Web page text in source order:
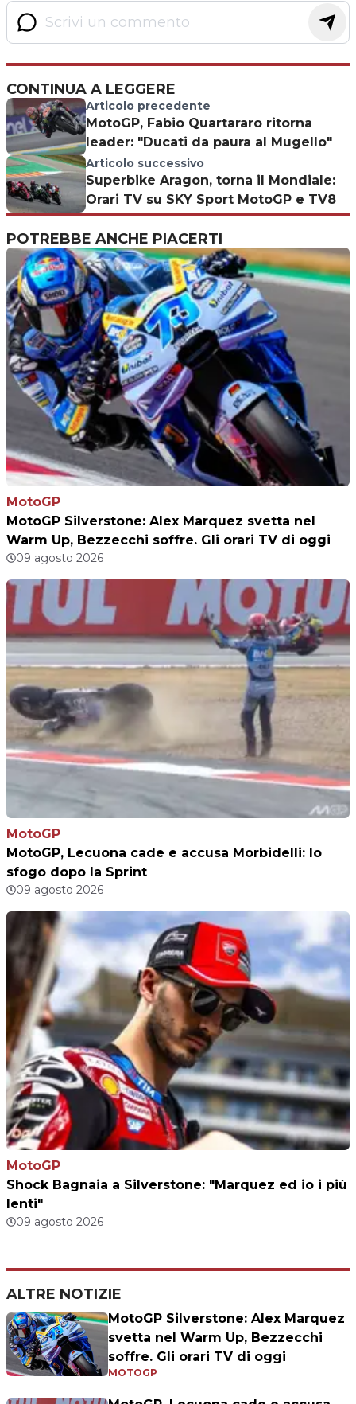
CONTINUA A LEGGERE
Articolo precedente
MotoGP, Fabio Quartararo ritorna
leader: "Ducati da paura al Mugello"
Articolo successivo
Superbike Aragon, torna il Mondiale:
Orari TV su SKY Sport MotoGP e TV8
POTREBBE ANCHE PIACERTI
MotoGP
MotoGP Silverstone: Alex Marquez svetta nel
Warm Up, Bezzecchi soffre. Gli orari TV di oggi
09 agosto 2026
MotoGP
MotoGP, Lecuona cade e accusa Morbidelli: lo
sfogo dopo la Sprint
09 agosto 2026
MotoGP
Shock Bagnaia a Silverstone: "Marquez ed io i più
lenti"
09 agosto 2026
ALTRE NOTIZIE
MotoGP Silverstone: Alex Marquez
svetta nel Warm Up, Bezzecchi
soffre. Gli orari TV di oggi
MOTOGP